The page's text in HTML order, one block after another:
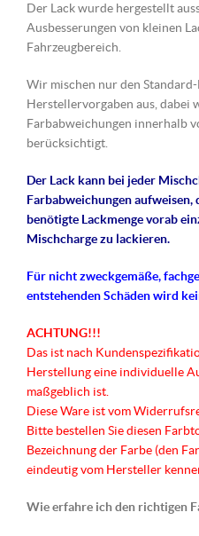
Der Lack wurde hergestellt
Ausbesserungen von kleinen
Fahrzeugbereich.
Wir mischen nur den
Herstellervorgaben aus, dabei
Farbabweichungen innerhalb
berücksichtigt.
Der Lack kann bei jeder
Farbabweichungen aufweisen,
benötigte Lackmenge vorab
Mischcharge zu lackieren.
Für nichtzweckgemäße,
entstehenden Schäden wird
ACHTUNG!!!
Das ist nach
Herstellung eine individuelle
maßgeblich ist.
Diese Ware ist vom
Bitte bestellen Sie diesen
Bezeichnung der Farbe (den
eindeutig vom Hersteller
Wie erfahre ich den richtigen